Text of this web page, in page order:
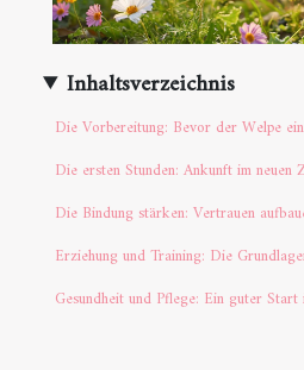
Inhaltsverzeichnis
Die Vorbereitung: Bevor der Welpe
Die ersten Stunden: Ankunft im neuen
Die Bindung stärken: Vertrauen
Erziehung und Training: Die
Gesundheit und Pflege: Ein guter Start